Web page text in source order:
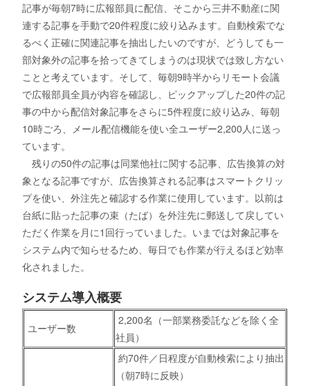
記事が毎朝7時に広報部員に配信、そこから三井不動産に関
連する記事を手動で20件程度に絞り込みます。自動検索でな
るべく正確に関連記事を抽出したいのですが、どうしても一
部対象外の記事を拾ってきてしまうのは現状では致し方ない
ことと考えています。そして、毎朝9時半からリモート会議
で広報部員全員が内容を確認し、ピックアップした20件の記
事の中から配信対象記事をさらに5件程度に絞り込み、毎朝
10時ごろ、メール配信機能を使い全ユーザー2,200人に送っ
ています。
残りの50件の記事は同業他社に関する記事、広告換算の対
象となる記事ですが、広告換算される記事はスマートクリッ
プを使い、外注先と確認する作業に使用しています。以前は
台紙に貼った記事の束（たば）を外注先に郵送して戻してい
ただく作業を月に1回行っていました。いまでは対象記事を
システム内で知らせるため、毎日でも作業が行えるほど効率
化されました。
システム導入概要
ユーザー数
2,200名（一部業務委託などを除く全
社員）
約70件／日程度が自動検索により抽出
（朝7時に反映）